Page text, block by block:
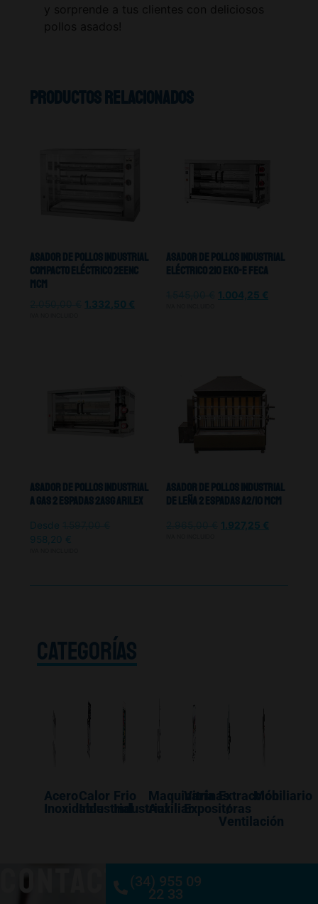
y sorprende a tus clientes con deliciosos
pollos asados!
Productos relacionados
Asador De Pollos Industrial
Compacto Eléctrico 2EENC
MCM
1.332,50 €
Asador De Pollos Industrial
Eléctrico 210 EKO-E Feca
1.004,25 €
Asador De Pollos Industrial
A Gas 2 Espadas 2ASG Arilex
Desde
958,20 €
Asador De Pollos Industrial
De Leña 2 Espadas A2/10 MCM
1.927,25 €
CATEGORÍAS
Acero
Inoxidable
Calor
Industrial
Frio
Industrial
Maquinaría
Auxiliar
Vitrinas
Expositoras
Extracción
/
Ventilación
Mobiliario
CONTACTO(34) 955 09
22 33